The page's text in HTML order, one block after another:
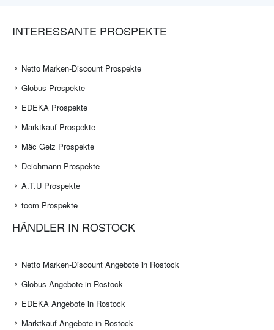
INTERESSANTE PROSPEKTE
Netto Marken-Discount Prospekte
Globus Prospekte
EDEKA Prospekte
Marktkauf Prospekte
Mäc Geiz Prospekte
Deichmann Prospekte
A.T.U Prospekte
toom Prospekte
HÄNDLER IN ROSTOCK
Netto Marken-Discount Angebote in Rostock
Globus Angebote in Rostock
EDEKA Angebote in Rostock
Marktkauf Angebote in Rostock